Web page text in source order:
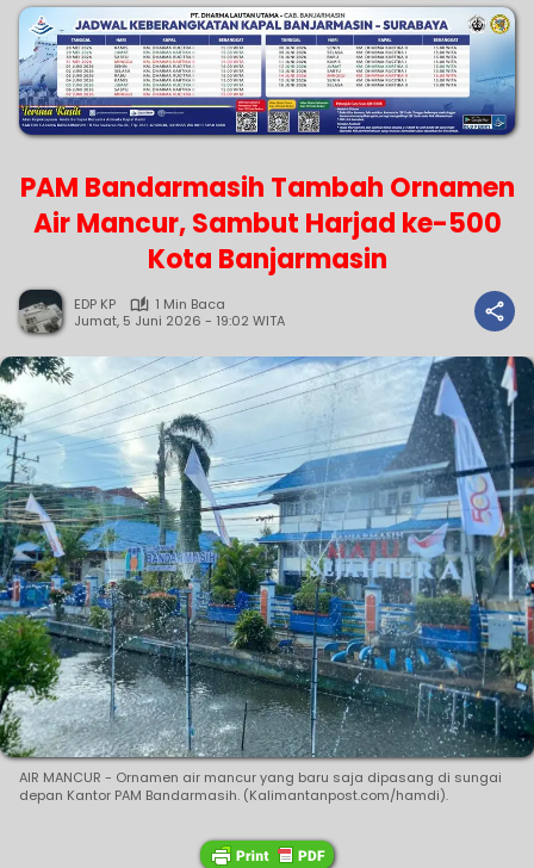
PAM Bandarmasih Tambah Ornamen
Air Mancur, Sambut Harjad ke-500
Kota Banjarmasin
EDP KP
1 Min Baca
Jumat, 5 Juni 2026 - 19:02 WITA
AIR MANCUR - Ornamen air mancur yang baru saja dipasang di sungai
depan Kantor PAM Bandarmasih. (Kalimantanpost.com/hamdi).